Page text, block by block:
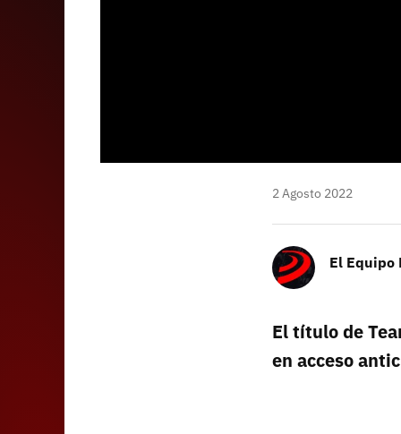
2 Agosto 2022
El Equipo
El título de
en acceso